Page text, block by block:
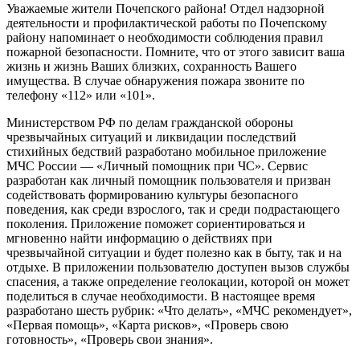
Уважаемые жители Почепского района! Отдел надзорной
деятельности и профилактической работы по Почепскому
району напоминает о необходимости соблюдения правил
пожарной безопасности. Помните, что от этого зависит ваша
жизнь и жизнь Ваших близких, сохранность Вашего
имущества. В случае обнаружения пожара звоните по
телефону «112» или «101».
Министерством РФ по делам гражданской обороны
чрезвычайных ситуаций и ликвидации последствий
стихийных бедствий разработано мобильное приложение
МЧС России — «Личный помощник при ЧС». Сервис
разработан как личный помощник пользователя и призван
содействовать формированию культуры безопасного
поведения, как среди взрослого, так и среди подрастающего
поколения. Приложение поможет сориентироваться и
мгновенно найти информацию о действиях при
чрезвычайной ситуации и будет полезно как в быту, так и на
отдыхе. В приложении пользователю доступен вызов службы
спасения, а также определение геолокации, которой он может
поделиться в случае необходимости. В настоящее время
разработано шесть рубрик: «Что делать», «МЧС рекомендует»,
«Первая помощь», «Карта рисков», «Проверь свою
готовность», «Проверь свои знания».